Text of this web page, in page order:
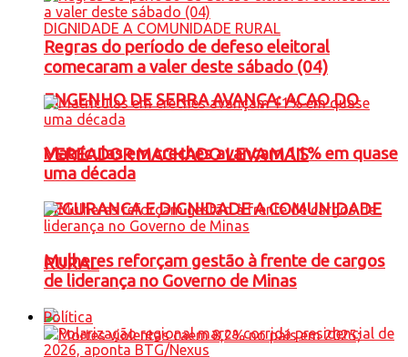
ENGENHO DE SERRA AVANÇA: ACAO DO
VEREADOR MACHADO LEVA MAIS
SEGURANCA E DIGNIDADE A COMUNIDADE
RURAL
Regras do período de defeso eleitoral
comecaram a valer deste sábado (04)
Matrículas em creches avançam 11% em quase
uma década
Mulheres reforçam gestão à frente de cargos
de liderança no Governo de Minas
Política